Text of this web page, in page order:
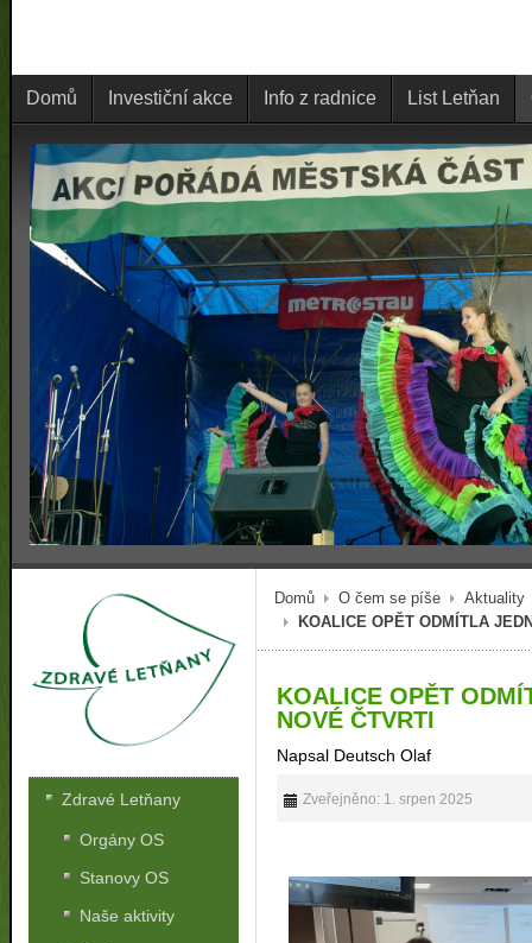
Domů Investiční akce Info z radnice List Letňan
Domů O čem se píše
Aktuality
KOALICE OPĚT ODMÍTLA
KOALICE OPĚT
NOVÉ ČTVRTI
Napsal Deutsch Olaf
Zveřejněno: 1. srpen 2025
Zdravé Letňany
Orgány OS
Stanovy OS
Naše aktivity